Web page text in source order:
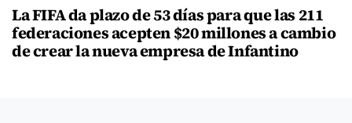
La FIFA da plazo de 53 días para que las 211
federaciones acepten $20 millones a cambio
de crear la nueva empresa de Infantino